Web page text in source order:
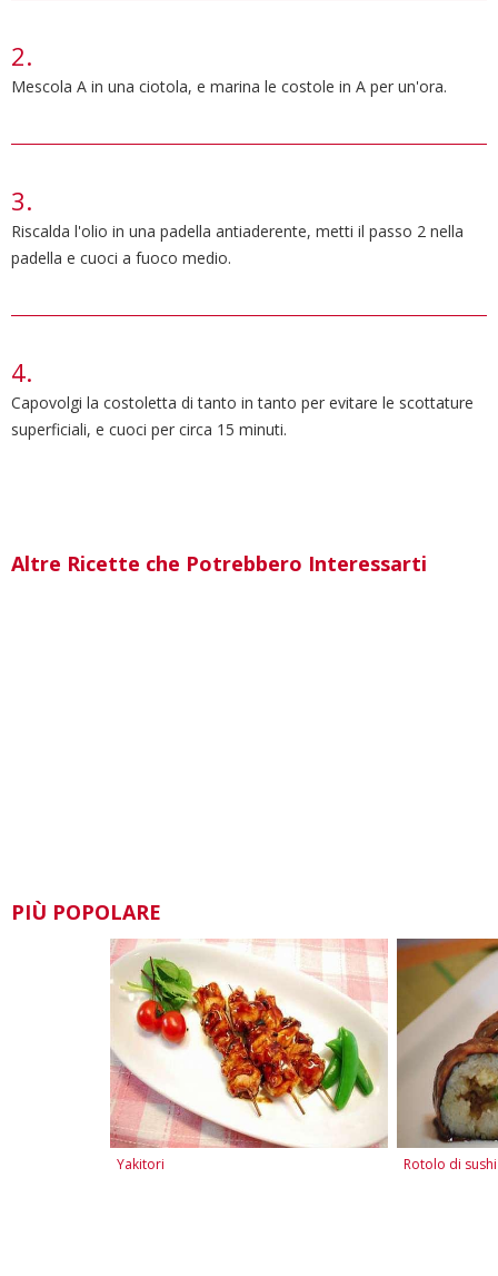
Mescola A in una ciotola, e marina le costole in A per un'ora.
Riscalda l'olio in una padella antiaderente, metti il passo 2 nella
padella e cuoci a fuoco medio.
Capovolgi la costoletta di tanto in tanto per evitare le scottature
superficiali, e cuoci per circa 15 minuti.
Altre Ricette che Potrebbero Interessarti
PIÙ POPOLARE
Yakitori Rotolo di